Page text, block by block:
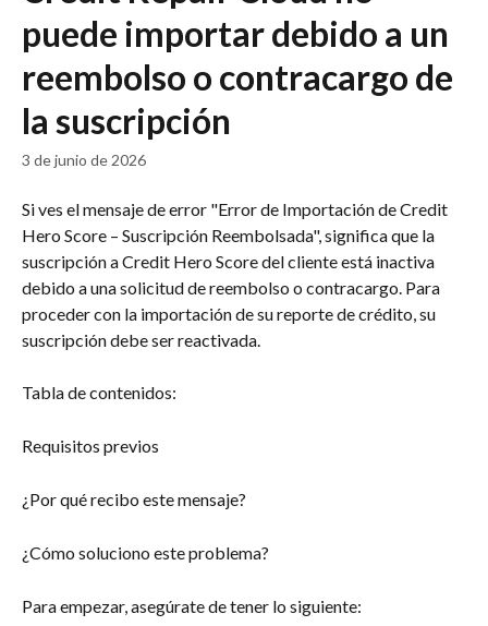
puede importar debido a un
reembolso o contracargo de
la suscripción
3 de junio de 2026
Si ves el mensaje de error "Error de Importación de Credit
Hero Score – Suscripción Reembolsada", significa que la
suscripción a Credit Hero Score del cliente está inactiva
debido a una solicitud de reembolso o contracargo. Para
proceder con la importación de su reporte de crédito, su
suscripción debe ser reactivada.
Tabla de contenidos:
Requisitos previos
¿Por qué recibo este mensaje?
¿Cómo soluciono este problema?
Para empezar, asegúrate de tener lo siguiente: